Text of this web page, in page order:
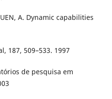
A. Dynamic capabilities
187, 509–533. 1997
de pesquisa em